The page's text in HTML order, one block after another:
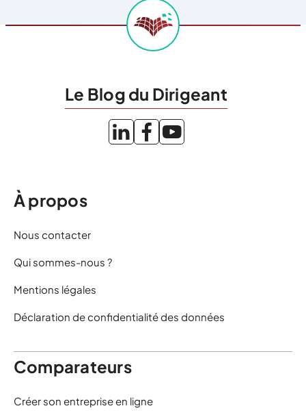
Le Blog du Dirigeant
À propos
Nous contacter
Qui sommes-nous ?
Mentions légales
Déclaration de confidentialité des données
Comparateurs
Créer son entreprise en ligne